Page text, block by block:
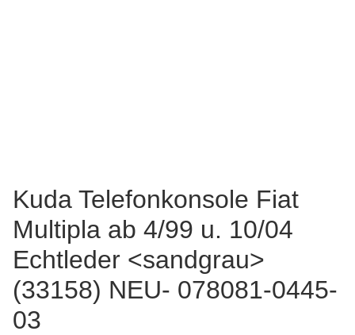
Kuda Telefonkonsole Fiat
Multipla ab 4/99 u. 10/04
Echtleder <sandgrau>
(33158) NEU- 078081-0445-
03